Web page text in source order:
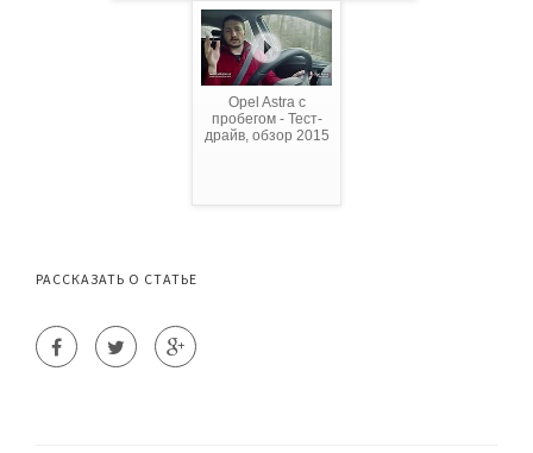
Opel Astra с
пробегом - Тест-
драйв, обзор 2015
РАССКАЗАТЬ О СТАТЬЕ